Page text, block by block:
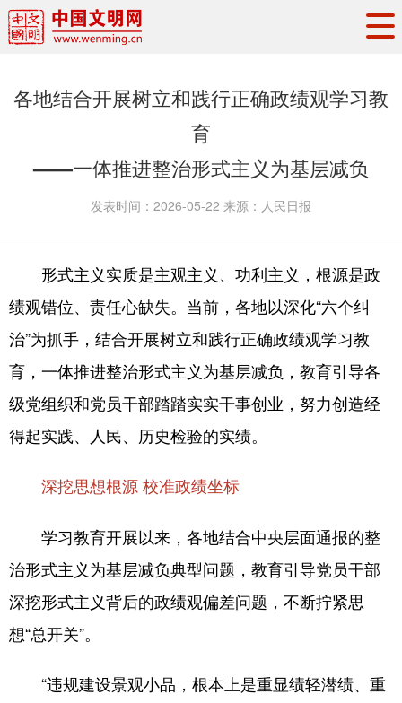
权威发布
资讯联播
地方交流
文明实践
文明影音 文明矩阵
各地结合开展树立和践行正确政绩观学习教
育
——一体推进整治形式主义为基层减负
发表时间： 2026-05-22 来源： 人民日报
形式主义实质是主观主义、功利主义，根源是政
绩观错位、责任心缺失。当前，各地以深化“六个纠
治”为抓手，结合开展树立和践行正确政绩观学习教
育，一体推进整治形式主义为基层减负，教育引导各
级党组织和党员干部踏踏实实干事创业，努力创造经
得起实践、人民、历史检验的实绩。
深挖思想根源 校准政绩坐标
学习教育开展以来，各地结合中央层面通报的整
治形式主义为基层减负典型问题，教育引导党员干部
深挖形式主义背后的政绩观偏差问题，不断拧紧思
想“总开关”。
“违规建设景观小品，根本上是重显绩轻潜绩、重